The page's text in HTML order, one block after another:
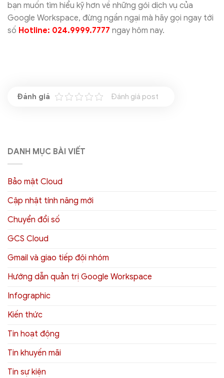
bạn muốn tìm hiểu kỹ hơn về những gói dịch vụ của
Google Workspace, đừng ngần ngại mà hãy gọi ngay tới
số Hotline: 024.9999.7777 ngay hôm nay.
Đánh giá post
DANH MỤC BÀI VIẾT
Bảo mật Cloud
Cập nhật tính năng mới
Chuyển đổi số
GCS Cloud
Gmail và giao tiếp đội nhóm
Hướng dẫn quản trị Google Workspace
Infographic
Kiến thức
Tin hoạt động
Tin khuyến mãi
Tin sự kiện